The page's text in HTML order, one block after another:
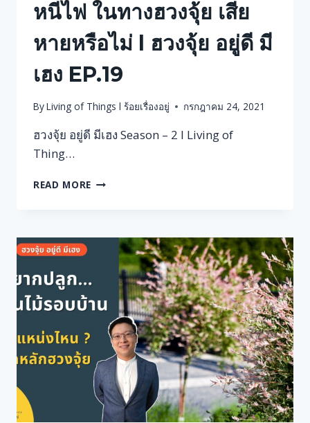
เฮง
EP.18
หนีไฟ ในทางฮวงจุ้ย เสีย
หายหรือไม่ l ฮวงจุ้ย อยู่ดี มี
เฮง EP.19
ByLiving of Things l ร้อยเรื่องอยู่ กรกฎาคม 24, 2021
ฮวงจุ้ย อยู่ดี มีเฮง Season – 2 l Living of
Thing…
READ MORE ห้อง
ดลิฟท์
ไฟ
ใน
ทาง
เสีย
หาย
หรือ
ไม่